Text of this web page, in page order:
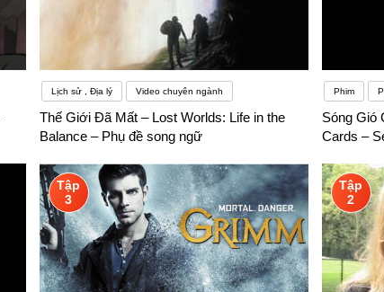
Lịch sử , Địa lý Video chuyên ngành
Thế Giới Đã Mất – Lost Worlds: Life in the
Balance – Phụ đề song ngữ
Phim
Sóng Gió
Cards –
Tập
3
Tập
2